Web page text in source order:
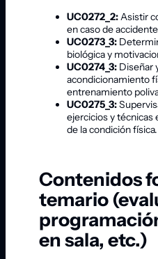
UC0272_2:Asistir
en caso de
UC0273_3:
biológica y
UC0274_3: Diseñar
acondicionamiento
entrenamiento
UC0275_3:
ejercicios y técnicas
de la condición física.
Contenidos
temario
en sala, etc.)